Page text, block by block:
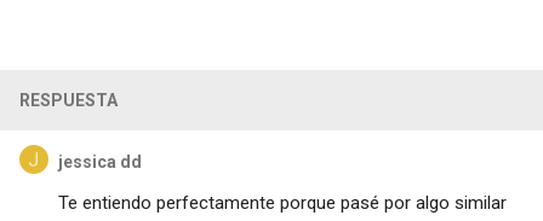
RESPUESTA
jessica dd
Te entiendo perfectamente porque pasé por algo similar